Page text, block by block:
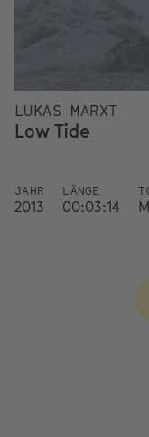
LUKAS MARXT
Low Tide
JAHR
2013
LÄNGE
00:03:14